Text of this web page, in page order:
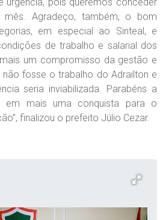
Agradeço, também, o bom
em especial ao Sinteal, e
de trabalho e salarial dos
um compromisso da gestão e
não fosse o trabalho do Adrailton e
seria inviabilizada. Parabéns a
em mais uma conquista para o
finalizou o prefeito Júlio Cezar.